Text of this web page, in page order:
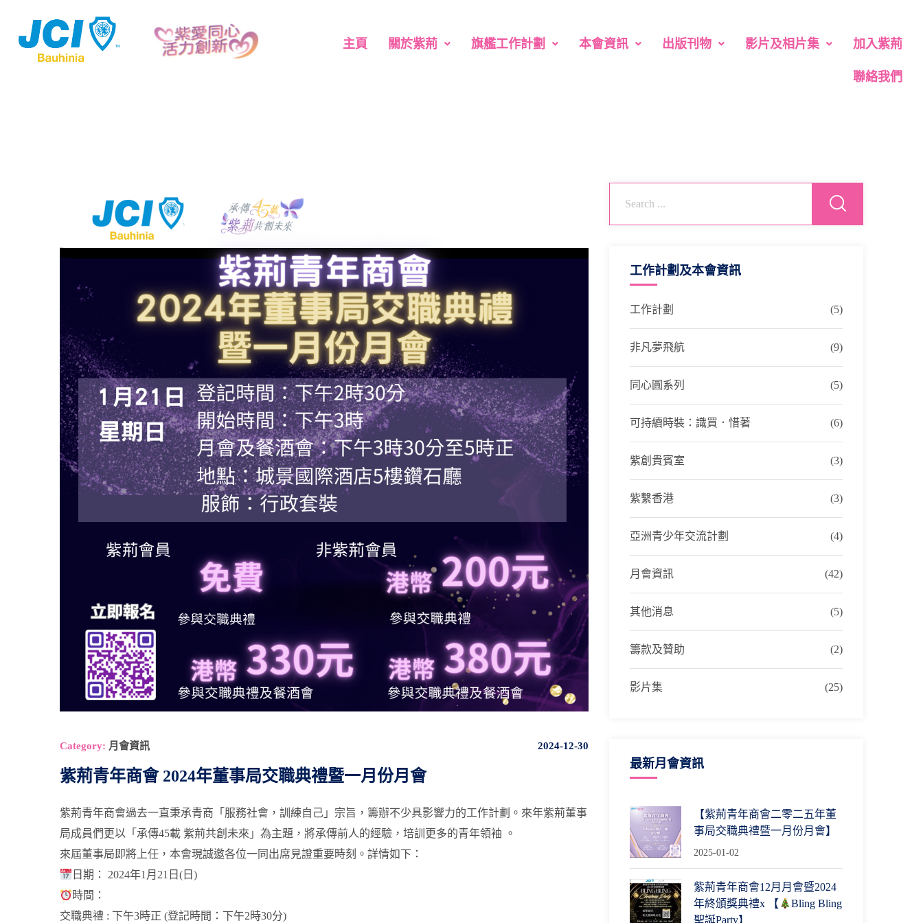
主頁 關於紫荊 旗艦工作計劃 本會資訊 出版刊物 影片及相片集 加入紫荊
聯絡我們
Category: 月會資訊 2024-12-30
紫荊青年商會 2024年董事局交職典禮暨一月份月會
紫荊青年商會過去一直秉承青商「服務社會，訓練自己」宗旨，籌辦不少具影響力的工作計劃。來年紫荊董事
局成員們更以「承傳45載 紫荊共創未來」為主題，將承傳前人的經驗，培訓更多的青年領袖 。
來屆董事局即將上任，本會現誠邀各位一同出席見證重要時刻。詳情如下：
日期： 2024年1月21日(日)
時間：
交職典禮 : 下午3時正 (登記時間：下午2時30分)
工作計劃及本會資訊
工作計劃 (5)
非凡夢飛航 (9)
同心圓系列 (5)
可持續時裝：識買．惜著 (6)
紫創貴賓室 (3)
紫繫香港 (3)
亞洲青少年交流計劃 (4)
月會資訊 (42)
其他消息 (5)
籌款及贊助 (2)
影片集 (25)
最新月會資訊
【紫荊青年商會二零二五年董
事局交職典禮暨一月份月會】
2025-01-02
紫荊青年商會12月月會暨2024
年終頒獎典禮x 【
Bling Bling
聖誕Party】